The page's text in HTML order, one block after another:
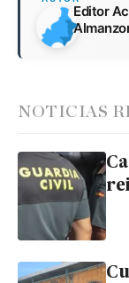
Editor
NOTICIAS